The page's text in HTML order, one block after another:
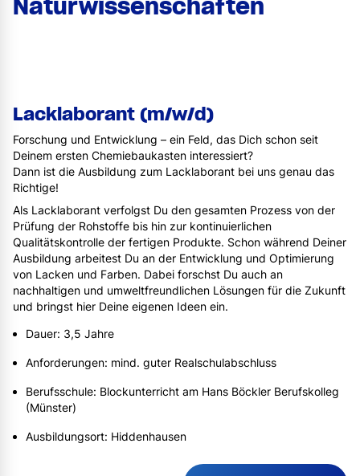
Naturwissenschaften
Lacklaborant (m/w/d)
Forschung und Entwicklung – ein Feld, das Dich schon seit
Deinem ersten Chemiebaukasten interessiert?
Dann ist die Ausbildung zum Lacklaborant bei uns genau das
Richtige!
Als Lacklaborant verfolgst Du den gesamten Prozess von der
Prüfung der Rohstoffe bis hin zur kontinuierlichen
Qualitätskontrolle der fertigen Produkte. Schon während Deiner
Ausbildung arbeitest Du an der Entwicklung und Optimierung
von Lacken und Farben. Dabei forschst Du auch an
nachhaltigen und umweltfreundlichen Lösungen für die Zukunft
und bringst hier Deine eigenen Ideen ein.
Dauer: 3,5 Jahre
Anforderungen: mind. guter Realschulabschluss
Berufsschule: Blockunterricht am Hans Böckler Berufskolleg
(Münster)
Ausbildungsort: Hiddenhausen